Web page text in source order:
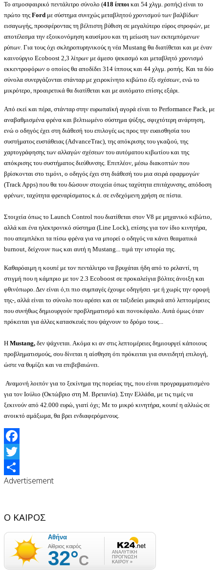
Το ατμοσφαιρικό πεντάλιτρο σύνολο (418 ίπποι και 54 χλγμ. ροπής) είναι το
πρώτο της Ford με σύστημα συνεχώς μεταβλητού χρονισμού των βαλβίδων
εισαγωγής, προσφέροντας τη βέλτιστη βύθιση σε μεγαλύτερο εύρος στροφών, με
αποτέλεσμα την εξοικονόμηση καυσίμου και τη μείωση των εκπεμπόμενων
ρύπων. Για τους όχι σκληροπυρηνικούς η νέα Mustang θα διατίθεται και με έναν
καινούργιο Ecoboost 2,3 λίτρων με άμεσο ψεκασμό και μεταβλητό χρονισμό
εκκεντροφόρων ο οποίος θα αποδίδει 314 ίππους και 44 χλγμ. ροπής. Και τα δύο
σύνολα συνεργάζονται στάνταρ με χειροκίνητο κιβώτιο έξι σχέσεων, ενώ το
μικρότερο, προαιρετικά θα διατίθεται και με αυτόματο επίσης εξάρι.
Από εκεί και πέρα, στάνταρ στην ευρωπαϊκή αγορά είναι το Performance Pack, με
αναβαθμισμένα φρένα και βελτιωμένο σύστημα ψύξης, σφιχτότερη ανάρτηση,
ενώ ο οδηγός έχει στη διάθεσή του επιλογές ως προς την ευαισθησία του
συστήματος ευστάθειας (AdvanceTrac), της απόκρισης του γκαζιού, της
χαρτογράφησης των αλλαγών σχέσεων του αυτόματου κιβωτίου και της
απόκρισης του συστήματος διεύθυνσης. Επιπλέον, μέσω διακοπτών που
βρίσκονται στο τιμόνι, ο οδηγός έχει στη διάθεσή του μια σειρά εφαρμογών
(Track Apps) που θα του δώσουν στοιχεία όπως ταχύτητα επιτάχυνσης, απόδοση
φρένων, ταχύτητα φρεναρίσματος κ.ά. σε ενδεχόμενη χρήση σε πίστα.
Στοιχεία όπως το Launch Control που διατίθεται στον V8 με μηχανικό κιβώτιο,
αλλά και ένα ηλεκτρονικό σύστημα (Line Lock), επίσης για τον ίδιο κινητήρα,
που απεμπλέκει τα πίσω φρένα για να μπορεί ο οδηγός να κάνει θεαματικά
burnout , δείχνουν πως και αυτή η Mustang... τιμά την ιστορία της
Καθαρόαιμη η κουπέ με τον πεντάλιτρο να βρυχάται ήδη από το ρελαντί, τη
στιγμή που η κάμπριο με τον 2.3 Ecoboost σε προκαλείγια βόλτες άνοιξη και
φθινόπωρο. Δεν είναι ό,τι πιο συμπαγές έχουμε οδηγήσει -με ή χωρίς την οροφή
της-, αλλά είναι το σύνολο που αρέσει και σε ταξιδεύει μακριά από λεπτομέρειες
που συνήθως δημιουργούν προβληματισμό και πονοκέφαλο. Αυτά όμως όταν
πρόκειται για άλλες κατασκευές που ψάχνουν το δρόμο τους...
Η Mustang, δεν ψάχνεται. Ακόμα κι αν στις λεπτομέρειες δημιουργεί κάποιους
προβληματισμούς, σου δίνεται η αίσθηση ότι πρόκειται για συνειδητή επιλογή,
ώστε να θυμίζει και να επιβεβαιώνει.
Αναμονή λοιπόν για το ξεκίνημα της πορείας της, που είναι προγραμματισμένο
για τον Ιούλιο (Οκτώβριο στη Μ. Βρετανία). Στην Ελλάδα, με τις τιμές να
ξεκινούν από 42.000 ευρώ, γιατί όχι; Με το μικρό κινητήρα, κουπέ η αλλιώς σε
ανοικτό αμάξωμα, θα βρει ενδιαφερόμενους.
Facebook
Twitter
Share
Advertisement
Ο ΚΑΙΡΟΣ